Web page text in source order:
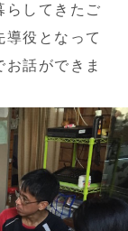
らしてきたご
役となって
話ができま